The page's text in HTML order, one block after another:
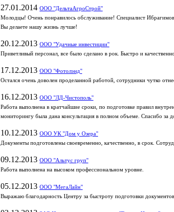
27.01.2014 ООО "ДельтаАгроСтрой"
Молодцы! Очень понравилось обслуживание! Специалист
Вы делаете нашу жизнь лучше!
20.12.2013 ООО "Удачные инвестиции"
Приветливый персонал, все было сделано в рок. Быстро и качественно.
17.12.2013 ООО "Фотолэнд"
Остался очень доволен проделанной работой, сотрудники чутко
16.12.2013 ООО "ЛД-Чистополь"
Работа выполнена в кратчайшие сроки, по подготовке правил
мониторингу была дана консультация в полном объеме. Спасибо за
10.12.2013 ООО УК "Дом у Озера"
Документы подготовлены своевременно, качественно, в срок.
09.12.2013 ООО "Альтус груп"
Работа выполнена на высоком профессиональном уровне.
05.12.2013 ООО "МегаЛайн"
Выражаю благодарность Центру за быстроту подготовки документов.